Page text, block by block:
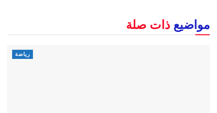
مواضيع ذات صلة
رياضة